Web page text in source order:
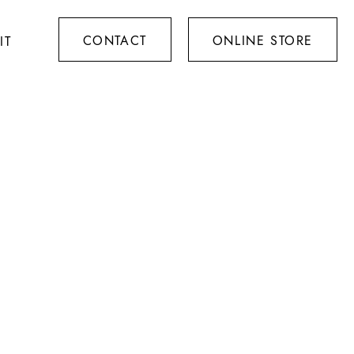
CONTACT ONLINE STORE